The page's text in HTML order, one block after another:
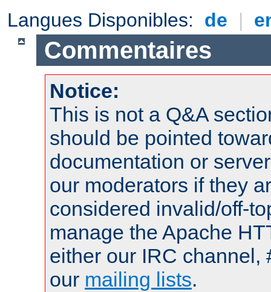
Langues Disponibles: de |
Commentaires
Notice:
This is not a Q&A
should be pointed
documentation or
our moderators if they
considered invalid/off-
manage the Apache
either our IRC channel,
our mailing lists.